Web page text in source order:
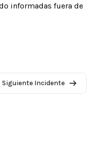
informadas fuera de
Siguiente Incidente